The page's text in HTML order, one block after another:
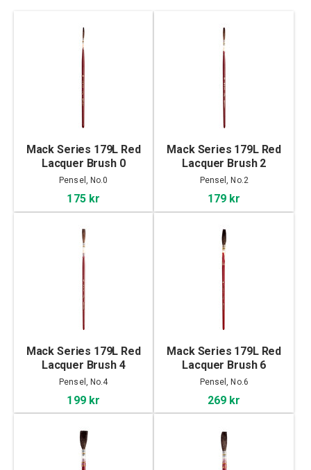
Mack Series 179L Red
Lacquer Brush 0
Pensel, No.0
175 kr
Mack Series 179L Red
Lacquer Brush 2
Pensel, No.2
179 kr
Mack Series 179L Red
Lacquer Brush 4
Pensel, No.4
199 kr
Mack Series 179L Red
Lacquer Brush 6
Pensel, No.6
269 kr